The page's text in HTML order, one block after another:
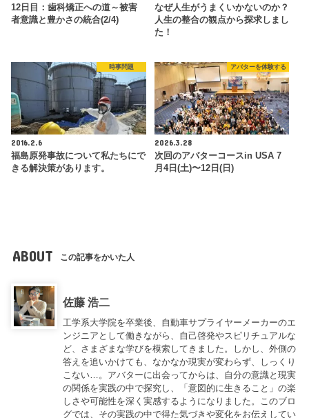
12日目：歯科矯正への道～被害
者意識と豊かさの統合(2/4)
なぜ人生がうまくいかないのか？
人生の整合の観点から探求しまし
た！
時事問題
2016.2.6
福島原発事故について私たちにで
きる解決策があります。
アバターを体験する
2026.3.28
次回のアバターコースin USA 7
月4日(土)〜12日(日)
ABOUT この記事をかいた人
佐藤 浩二
工学系大学院を卒業後、自動車サプライヤーメーカーのエ
ンジニアとして働きながら、自己啓発やスピリチュアルな
ど、さまざまな学びを模索してきました。しかし、外側の
答えを追いかけても、なかなか現実が変わらず、しっくり
こない…。アバターに出会ってからは、自分の意識と現実
の関係を実践の中で探究し、「意図的に生きること」の楽
しさや可能性を深く実感するようになりました。このブロ
グでは、その実践の中で得た気づきや変化をお伝えしてい